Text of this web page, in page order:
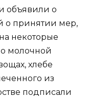
объявили о
о принятии мер,
некоторые
молочной
хлебе
из
подписали